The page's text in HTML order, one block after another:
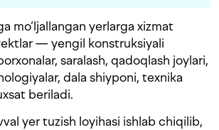
mo‘ljallangan yerlarga xizmat
— yengil konstruksiyali
saralash, qadoqlash joylari,
dala shiyponi, texnika
beriladi.
yer tuzish loyihasi ishlab chiqilib,